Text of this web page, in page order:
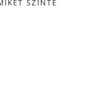
SZINTE